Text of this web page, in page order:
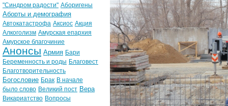
"Синдром радости" Аборигены
Аборты и демография
Автокатастрофа Аксиос Акция
Алкоголизм Амурская епархия
Амурское благочиние
Анонсы Армия Бари
Беременность и роды Благовест
Благотворительность
Богословие Брак В начале
было слово Великий пост Вера
Викариатство Вопросы